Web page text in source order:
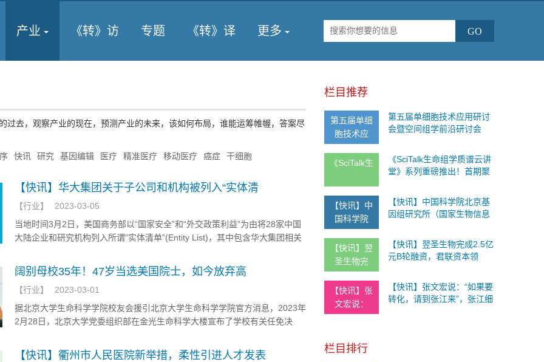
产业 《转》访 专题 《转》译 更多
过去，观察产业的现在，预测产业的未来，该如何布局，谁能运筹帷幄，答案尽
快讯 研究 基因编辑 医疗 精准医疗 移动医疗 癌症 干细胞
【快讯】华大集团关于子公司和机构被列入“实体清
【行业】
2023-03-05
当地时间3月2日，美国商务部以“国家安全”和“外交政策利益”为由将28家中国
大陆企业和研究机构列入所谓“实体清单”(Entity List)，其中包含华大集团相关
阔别母校35年！47岁当选美国院士，如今放弃高
【行业】
2023-03-01
据北京大学生命科学学院校友会援引北京大学生命科学学院官方消息，2023年
2月28日，北京大学党委组织部在金光生命科学大楼宣布了学校有关任免决
【快讯】衢州市人民医院新举措，柔性引进人才发表
栏目推荐
第五届单细
胞技术应
第五届单细胞技术应用研讨
会暨空间组学前沿研讨会
《SciTalk生
《SciTalk生命组学质谱云讲
堂》系列重磅推出！首期聚
观看！
【快讯】中
国科学院
【快讯】中国科学院北京基
因组研究所（国家生物信息
生信息团体标准
【快讯】翌
圣生物完
【快讯】翌圣生物完成2.5亿
元B轮融资，君联资本领
【快讯】张
文宏说：
【快讯】张文宏说：“如果要
转化，请到张江来”，张江细
栏目排行